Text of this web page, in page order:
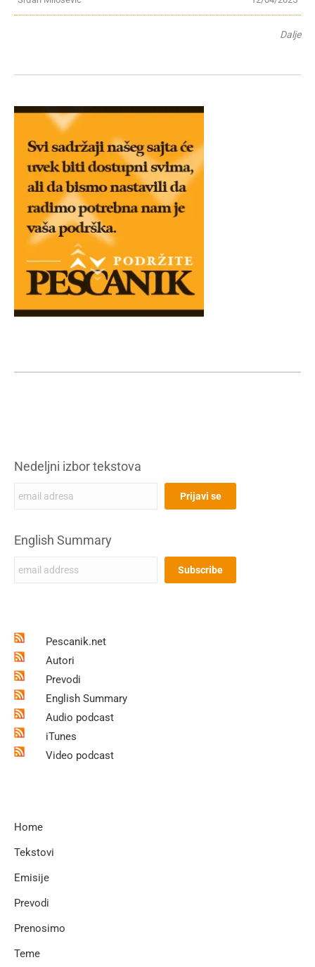
Dalje
Nedeljni izbor tekstova
English Summary
Pescanik.net
Autori
Prevodi
English Summary
Audio podcast
iTunes
Video podcast
Home
Tekstovi
Emisije
Prevodi
Prenosimo
Teme